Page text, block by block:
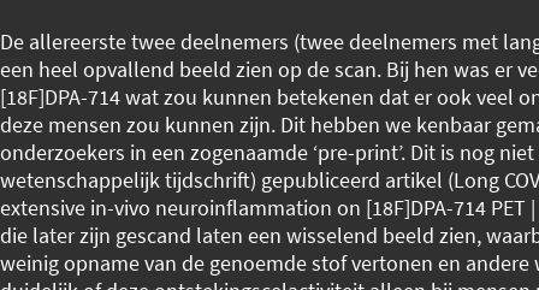
De allereerste twee deelnemers (twee deelnemers met
een heel opvallend beeld zien op de scan. Bij hen was er
[18F]DPA-714 wat zou kunnen betekenen dat er ook veel
deze mensen zou kunnen zijn. Dit hebben we kenbaar
onderzoekers in een zogenaamde ‘pre-print’. Dit is nog
wetenschappelijk tijdschrift) gepubliceerd artikel (Long
extensive in-vivo neuroinflammation on [18F]DPA-714 PET
die later zijn gescand laten een wisselend beeld zien,
weinig opname van de genoemde stof vertonen en andere